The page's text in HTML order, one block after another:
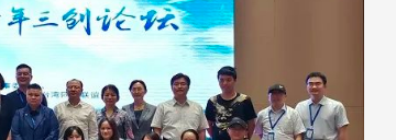
叶雅琴学姐与
115年6月4日
受到校友 ...
跨业合作协进会第二届第一次会员
大会于6月5日下午7时，在台北校
园D508室举行，本校潘伯申研发
长、 ...